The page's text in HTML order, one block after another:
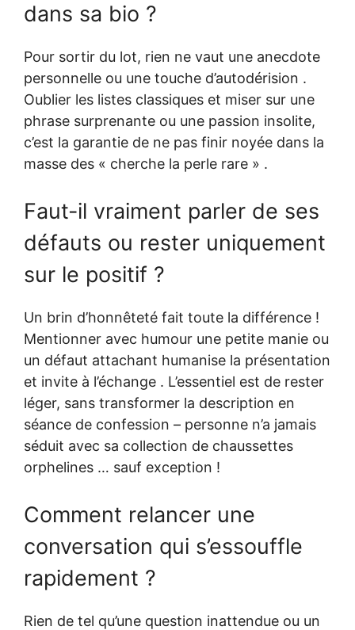
dans sa bio ?
Pour sortir du lot, rien ne vaut une anecdote
personnelle ou une touche d’autodérision .
Oublier les listes classiques et miser sur une
phrase surprenante ou une passion insolite,
c’est la garantie de ne pas finir noyée dans la
masse des « cherche la perle rare » .
Faut-il vraiment parler de ses
défauts ou rester uniquement
sur le positif ?
Un brin d’honnêteté fait toute la différence !
Mentionner avec humour une petite manie ou
un défaut attachant humanise la présentation
et invite à l’échange . L’essentiel est de rester
léger, sans transformer la description en
séance de confession – personne n’a jamais
séduit avec sa collection de chaussettes
orphelines … sauf exception !
Comment relancer une
conversation qui s’essouffle
rapidement ?
Rien de tel qu’une question inattendue ou un